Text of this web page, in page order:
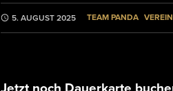
5. AUGUST 2025 TEAM PANDA VEREIN